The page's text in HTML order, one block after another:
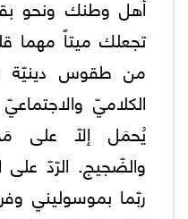
أهل وطنك ونحو
تجعلك ميتاً مهما
من طقوس دينيّة
الكلاميّ
يُحمَل إلّا على
والضّجيج. الرّدّ
ربّما بموسوليني